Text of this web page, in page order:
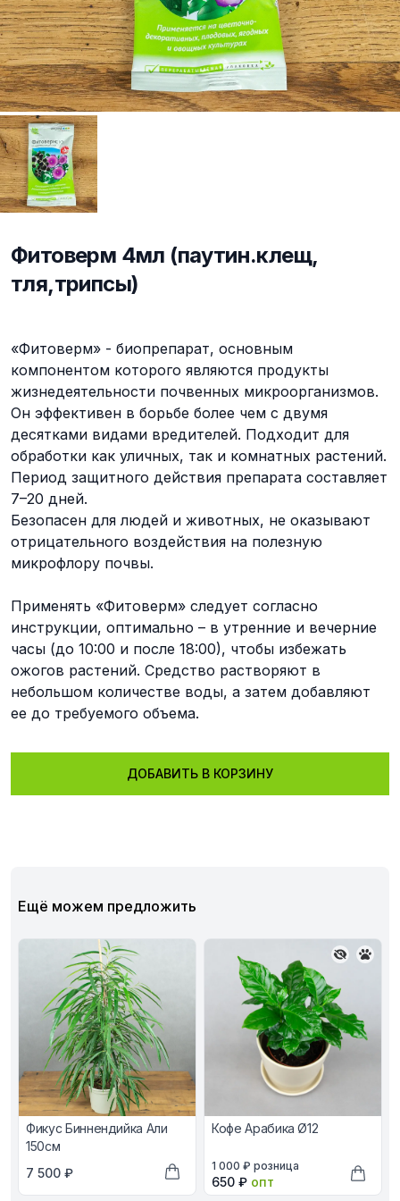
Фитоверм 4мл (паутин.клещ,
тля,трипсы)
«Фитоверм» - биопрепарат, основным
компонентом которого являются продукты
жизнедеятельности почвенных микроорганизмов.
Он эффективен в борьбе более чем с двумя
десятками видами вредителей. Подходит для
обработки как уличных, так и комнатных растений.
Период защитного действия препарата составляет
7–20 дней.
Безопасен для людей и животных, не оказывают
отрицательного воздействия на полезную
микрофлору почвы.
Применять «Фитоверм» следует согласно
инструкции, оптимально – в утренние и вечерние
часы (до 10:00 и после 18:00), чтобы избежать
ожогов растений. Средство растворяют в
небольшом количестве воды, а затем добавляют
ее до требуемого объема.
ДОБАВИТЬ В КОРЗИНУ
Ещё можем предложить
Фикус Биннендийка Али
150см
В наличии, цена в рублях
7 500 ₽
Добавить в корзину
Кофе Арабика Ø12
В наличии, цена в рублях
1 000 ₽ розница
Оптовая цена в рублях
650 ₽ опт